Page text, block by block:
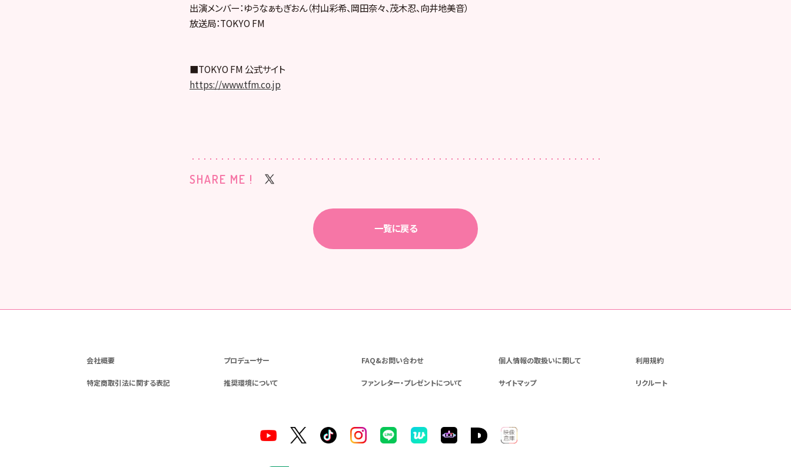
出演メンバー：ゆうなぁもぎおん（村山彩希、岡田奈々、茂木忍、向井地美音）
放送局：TOKYO FM
■TOKYO FM 公式サイト
https://www.tfm.co.jp
SHARE ME !
一覧に戻る
会社概要 プロデューサー FAQ&お問い合わせ 個人情報の取扱いに関して 利用規約
特定商取引法に関する表記 推奨環境について ファンレター・プレゼントについて サイトマップ リクルート